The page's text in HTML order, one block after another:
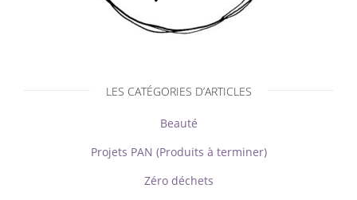
LES CATÉGORIES D’ARTICLES
Beauté
Projets PAN (Produits à terminer)
Zéro déchets